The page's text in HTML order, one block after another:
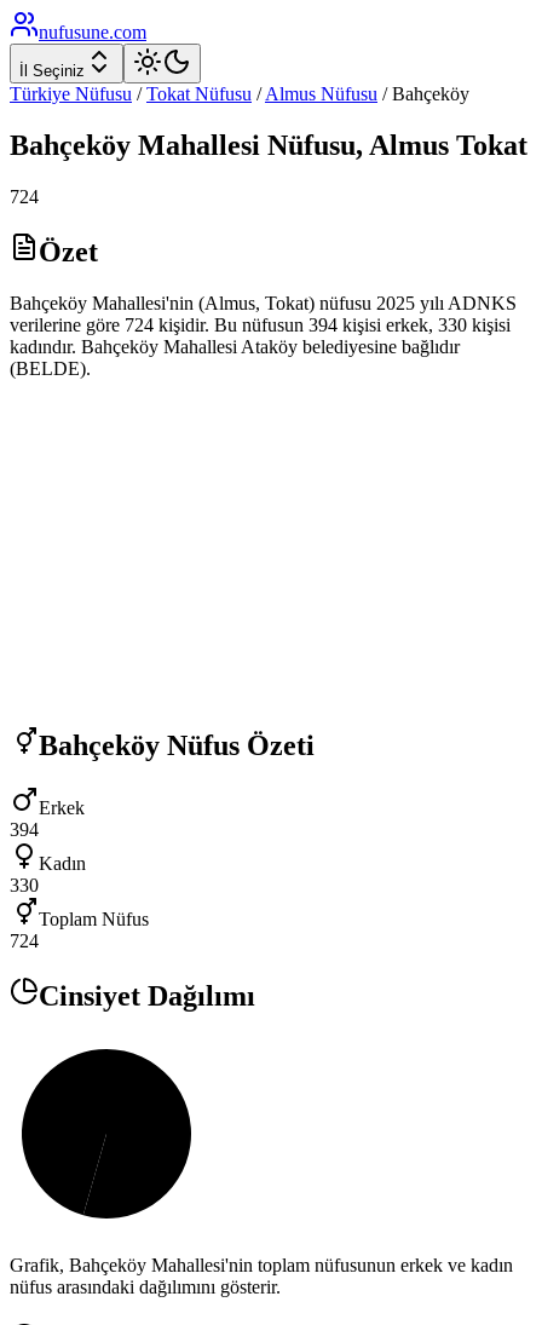
nufusune.com
İl Seçiniz
Türkiye Nüfusu / Tokat Nüfusu / Almus Nüfusu /Bahçeköy
Bahçeköy Mahallesi Nüfusu, Almus Tokat
724
Özet
Bahçeköy Mahallesi'nin (Almus, Tokat) nüfusu 2025 yılı ADNKS
verilerine göre 724 kişidir. Bu nüfusun 394 kişisi erkek, 330 kişisi
kadındır. Bahçeköy Mahallesi Ataköy belediyesine bağlıdır
(BELDE).
Bahçeköy Nüfus Özeti
Erkek
394
Kadın
330
Toplam Nüfus
724
Cinsiyet Dağılımı
Grafik, Bahçeköy Mahallesi'nin toplam nüfusunun erkek ve kadın
nüfus arasındaki dağılımını gösterir.